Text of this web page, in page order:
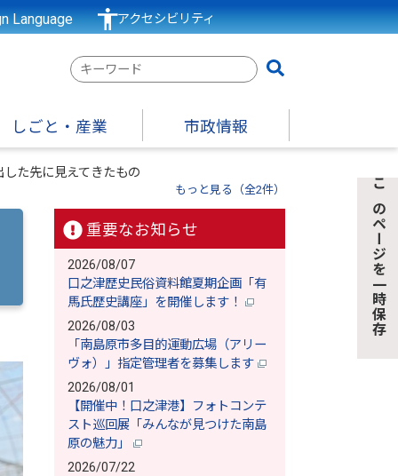
Language アクセシビリティ
検
ー
ワ
ー
しごと・産業 市政情報
した先に見えてきたもの
もっと見る（全2件）
重要なお知らせ
2026/08/07
口之津歴史民俗資料館夏期企画「有
馬氏歴史講座」を開催します！
2026/08/03
「南島原市多目的運動広場（アリー
ヴォ）」指定管理者を募集します
2026/08/01
【開催中！口之津港】フォトコンテ
スト巡回展「みんなが見つけた南島
原の魅力」
2026/07/22
このページを一時保存